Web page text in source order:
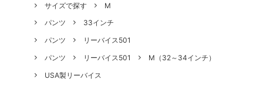
サイズで探す
M
パンツ
33インチ
パンツ
リーバイス501
パンツ
リーバイス501
M（32～34インチ）
USA製リーバイス